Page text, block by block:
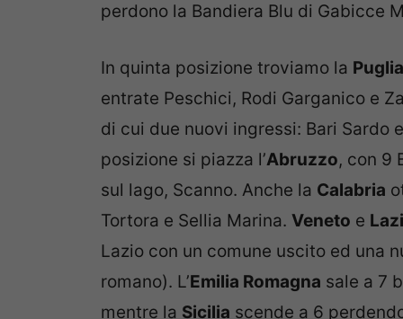
perdono la Bandiera Blu di Gabicce
In quinta posizione troviamo la Puglia
entrate Peschici, Rodi Garganico e
di cui due nuovi ingressi: Bari Sardo
posizione si piazza l’Abruzzo, con 9
sul lago, Scanno. Anche la Calabria
Tortora e Sellia Marina. Veneto e
Lazio con un comune uscito ed una
romano). L’Emilia Romagna sale a 7
mentre la Sicilia scende a 6